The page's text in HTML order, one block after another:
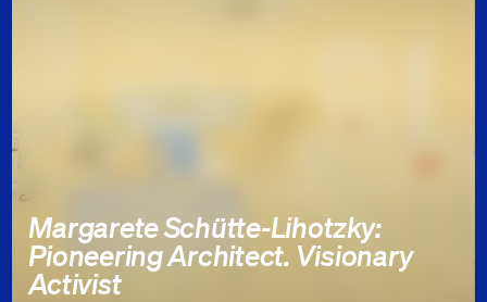
Margarete Schütte-Lihotzky:
Pioneering Architect. Visionary
Activist